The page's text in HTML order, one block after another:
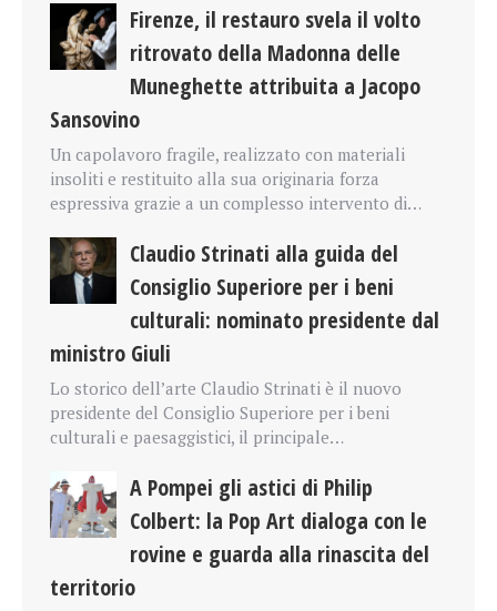
Firenze, il restauro svela il volto
ritrovato della Madonna delle
Muneghette attribuita a Jacopo
Sansovino
Un capolavoro fragile, realizzato con materiali
insoliti e restituito alla sua originaria forza
espressiva grazie a un complesso intervento di…
Claudio Strinati alla guida del
Consiglio Superiore per i beni
culturali: nominato presidente dal
ministro Giuli
Lo storico dell’arte Claudio Strinati è il nuovo
presidente del Consiglio Superiore per i beni
culturali e paesaggistici, il principale…
A Pompei gli astici di Philip
Colbert: la Pop Art dialoga con le
rovine e guarda alla rinascita del
territorio